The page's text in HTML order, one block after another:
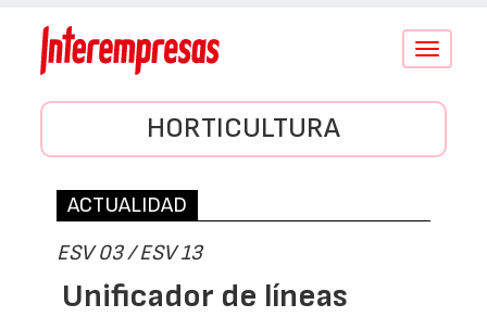
Conmutar
HORTICULTURA
ACTUALIDAD
ESV 03 / ESV 13
Unificador de líneas